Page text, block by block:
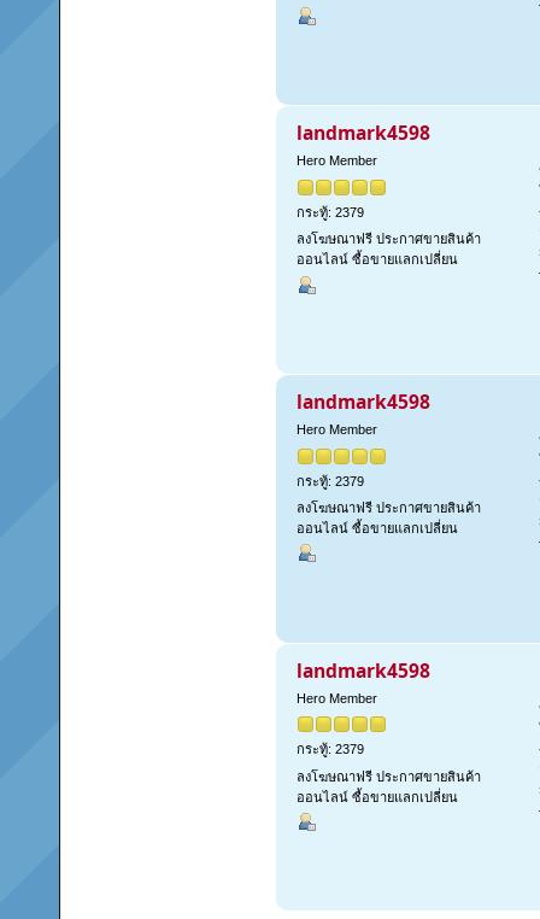
landmark4598
Hero Member
กระทู้: 2379
ลงโฆษณาฟรี ประกาศขายสินค้า
ออนไลน์ ซื้อขายแลกเปลี่ยน
landmark4598
Hero Member
กระทู้: 2379
ลงโฆษณาฟรี ประกาศขายสินค้า
ออนไลน์ ซื้อขายแลกเปลี่ยน
landmark4598
Hero Member
กระทู้: 2379
ลงโฆษณาฟรี ประกาศขายสินค้า
ออนไลน์ ซื้อขายแลกเปลี่ยน